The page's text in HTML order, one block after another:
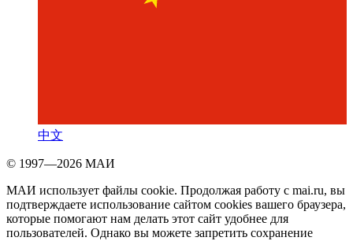
中文
© 1997—2026 МАИ
МАИ использует файлы cookie. Продолжая работу с mai.ru, вы
подтверждаете использование сайтом cookies вашего браузера,
которые помогают нам делать этот сайт удобнее для
пользователей. Однако вы можете запретить сохранение